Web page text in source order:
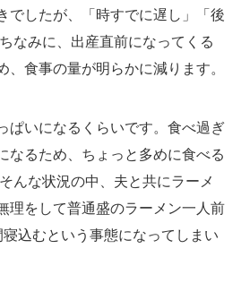
でしたが、「時すでに遅し」「後
なみに、出産直前になってくる
、食事の量が明らかに減ります。
ぱいになるくらいです。食べ過ぎ
なるため、ちょっと多めに食べる
んな状況の中、夫と共にラーメ
理をして普通盛のラーメン一人前
込むという事態になってしまい